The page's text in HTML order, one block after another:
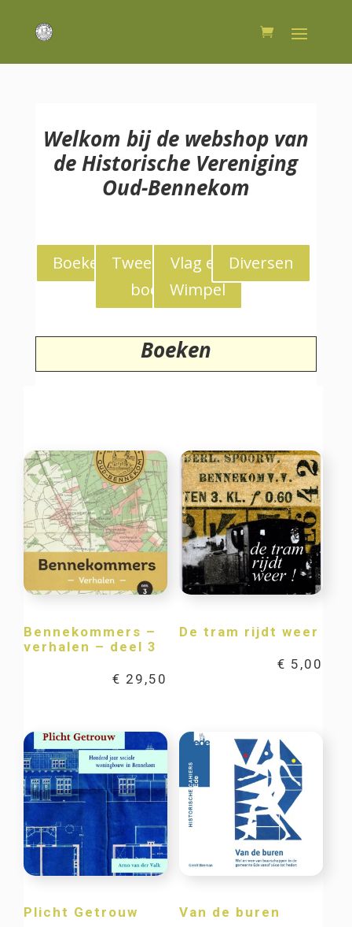
Welkom bij de webshop van
de Historische Vereniging
Oud-Bennekom
Boeken
Tweedekans
boeken
Vlag en
Wimpel
Diversen
Boeken
Bennekommers –
verhalen – deel 3
€ 29,50
De tram rijdt weer
€ 5,00
Plicht Getrouw Van de buren